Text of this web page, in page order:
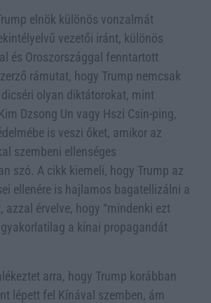
elnök különös vonzalmát
vezetői iránt, különös
és Oroszországgal fenntartott
rámutat, hogy Trump nemcsak
olyan diktátorokat, mint
Dzsong Un vagy Hszi Csin-ping,
is veszi őket, amikor az
szembeni ellenséges
szó. A cikk kiemeli, hogy Trump az
ellenére is hajlamos bagatellizálni a
azzal érvelve, hogy “mindenki ezt
a kínai propagandát
arra, hogy Trump korábban
lépett fel Kínával szemben, ám